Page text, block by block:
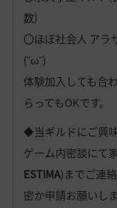
数)
〇ほぼ社会人 アラ
(˘ω˘)
体験加入しても合
らってもOKです。
◆当ギルドにご興
ゲーム内密談にて
ESTIMA)までご連
密か申請お願いし